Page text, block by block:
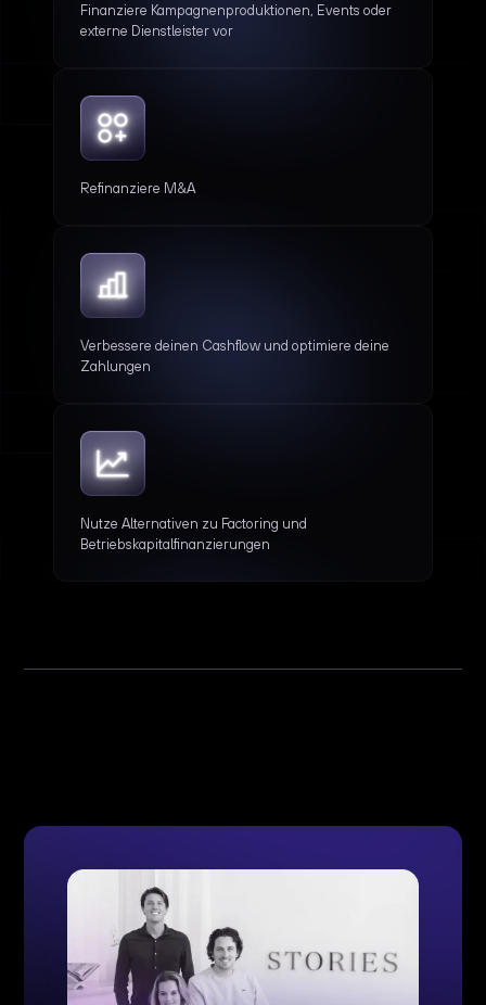
Finanziere Kampagnenproduktionen, Events oder
externe Dienstleister vor
Refinanziere M&A
Verbessere deinen Cashflow und optimiere deine
Zahlungen
Nutze Alternativen zu Factoring und
Betriebskapitalfinanzierungen